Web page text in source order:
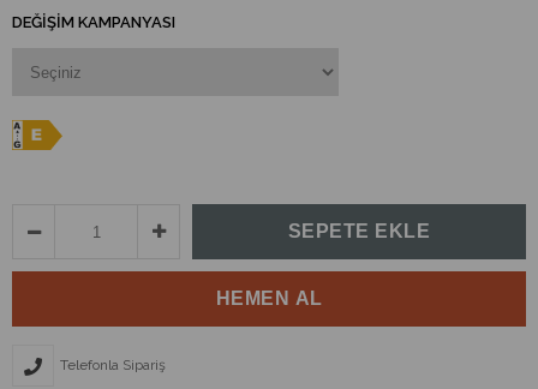
DEĞIŞIM KAMPANYASI
Telefonla Sipariş